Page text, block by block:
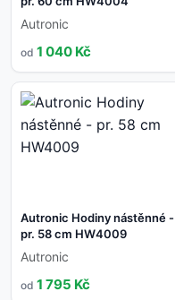
Autronic
od 1 040 Kč
Autronic Hodiny nástěnné -
pr. 58 cm HW4009
Autronic
od 1 795 Kč